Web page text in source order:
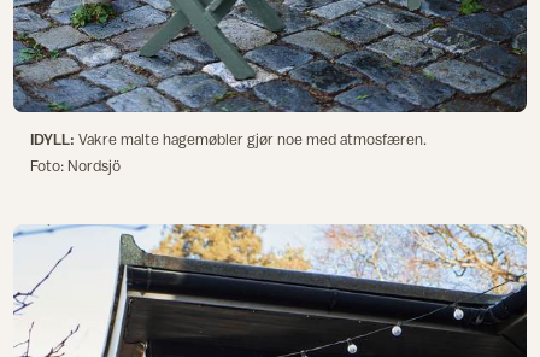
IDYLL: Vakre malte hagemøbler gjør noe med atmosfæren.
Foto: Nordsjö